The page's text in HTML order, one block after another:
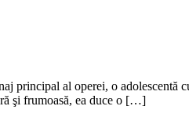
principal al operei, o
şi frumoasă, ea duce o […]